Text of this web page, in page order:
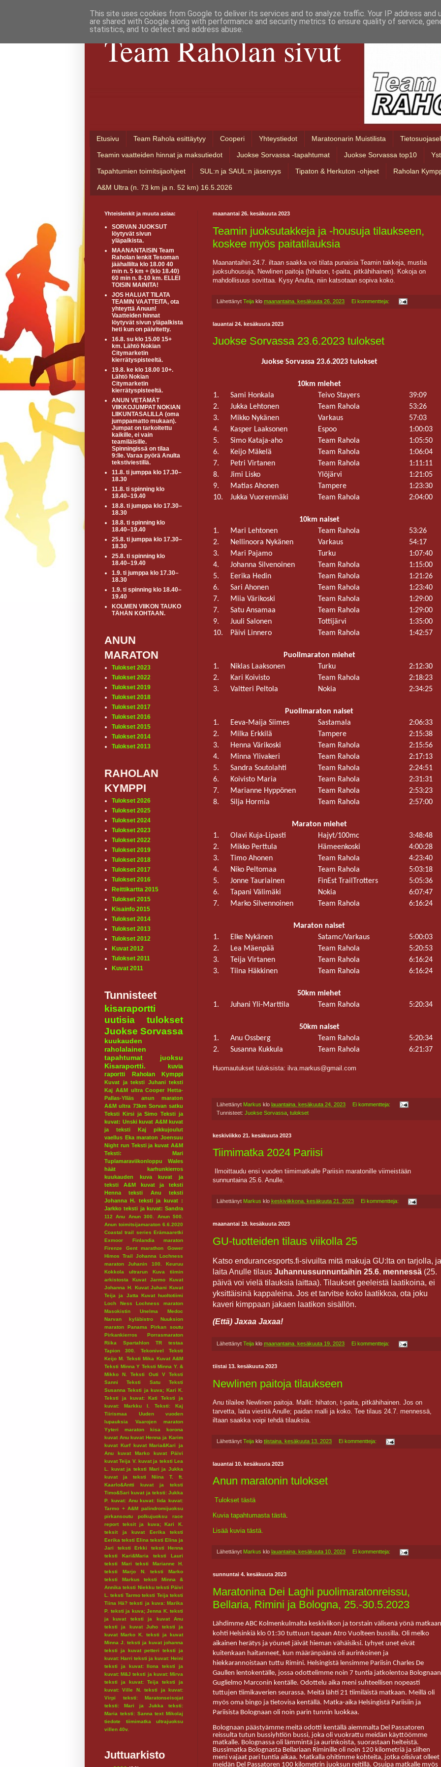
Team Raholan sivut
Etusivu Team Rahola esittäytyy Cooperi Yhteystiedot Maratoonarin Muistilista
Teamin vaatteiden hinnat ja maksutiedot Juokse Sorvassa -tapahtumat Juokse Sorvassa top10
Tapahtumien toimitsijaohjeet SUL:n ja SAUL:n jäsenyys Tipaton & Herkuton -ohjeet Raholan
A&M Ultra (n. 73 km ja n. 52 km) 16.5.2026
maanantai 26. kesäkuuta 2023
Teamin juoksutakkeja ja -housuja tilaukseen,
koskee myös paitatilauksia
Maanantaihin 24.7. iltaan saakka voi tilata punaisia Teamin takkeja, mustia
juoksuhousuja, Newlinen paitoja (hihaton, t-paita, pitkähihainen). Kokoja on
mahdollisuus sovittaa. Kysy Anulta, niin katsotaan sopiva koko.
Lähettänyt Teija klo maanantaina, kesäkuuta 26, 2023 Ei kommentteja:
lauantai 24. kesäkuuta 2023
Juokse Sorvassa 23.6.2023 tulokset
Juokse Sorvassa 23.6.2023 tulokset
10km miehet
1.
Sami Honkala Teivo Stayers
39:09
2.
Jukka Lehtonen Team Rahola
53:26
3.
Mikko Nykänen Varkaus
57:03
4.
Kasper Laaksonen Espoo
1:00:03
5.
Simo Kataja-aho Team Rahola
1:05:50
6.
Keijo Mäkelä Team Rahola
1:06:04
7.
Petri Virtanen Team Rahola
1:11:11
8.
Jimi Lisko Ylöjärvi
1:21:05
9.
Matias Ahonen Tampere
1:23:30
10.
Jukka Vuorenmäki Team Rahola 2:04:00
10km naiset
1.
Mari Lehtonen Team Rahola
53:26
2.
Nellinoora Nykänen Varkaus
54:17
3.
Mari Pajamo Turku
1:07:40
4.
Johanna Silvenoinen Team Rahola
1:15:00
5.
Eerika Hedin Team Rahola
1:21:26
6.
Sari Ahonen Team Rahola
1:23:40
7.
Miia Värikoski Team Rahola
1:29:00
7.
Satu Ansamaa Team Rahola
1:29:00
9.
Juuli Salonen Tottijärvi
1:35:00
10.
Päivi Linnero Team Rahola 1:42:57
Puolimaraton miehet
1.
Niklas Laaksonen Turku
2:12:30
2.
Kari Koivisto Team Rahola
2:18:23
3.
Valtteri Peltola Nokia 2:34:25
Puolimaraton naiset
1.
Eeva-Maija Siimes Sastamala
2:06:33
2.
Milka Erkkilä Tampere
2:15:38
3.
Henna Värikoski Team Rahola
2:15:56
4.
Minna Ylivakeri Team Rahola
2:17:13
5.
Sandra Soutolahti Team Rahola
2:24:51
6.
Koivisto Maria Team Rahola
2:31:31
7.
Marianne Hyppönen Team Rahola
2:53:23
8.
Silja Hormia Team Rahola 2:57:00
Maraton miehet
1.
Olavi Kuja-Lipasti Hajyt/100mc
3:48:48
2.
Mikko Perttula Hämeenkoski
4:00:28
3.
Timo Ahonen Team Rahola
4:23:40
4.
Niko Peltomaa Team Rahola
5:03:18
5.
Jonne Tauriainen FinEst TrailTrotters
5:05:36
6.
Tapani Välimäki Nokia
6:07:47
7.
Marko Silvennoinen Team Rahola 6:16:24
Maraton naiset
1.
Elke Nykänen Satamc/Varkaus
5:00:03
2.
Lea Mäenpää Team Rahola
5:20:53
3.
Teija Virtanen Team Rahola
6:16:24
3.
Tiina Häkkinen Team Rahola 6:16:24
50km miehet
1.
Juhani Yli-Marttila Team Rahola 5:20:34
50km naiset
1.
Anu Ossberg Team Rahola
5:20:34
2.
Susanna Kukkula Team Rahola 6:21:37
Huomautukset tuloksista: ilva.markus@gmail.com
Lähettänyt Markus klo lauantaina, kesäkuuta 24, 2023
Ei kommentteja:
Tunnisteet: Juokse Sorvassa tulokset
keskiviikko 21. kesäkuuta 2023
Tiimimatka 2024 Pariisi
Ilmoittaudu ensi vuoden tiimimatkalle Pariisin maratonille viimeistään
sunnuntaina 25.6. Anulle.
Lähettänyt Markus klo keskiviikkona, kesäkuuta 21, 2023 Ei kommentteja:
maanantai 19. kesäkuuta 2023
GU-tuotteiden tilaus viikolla 25
Katso endurancesports.fi-sivuilta mitä makuja GU:lta on tarjolla, ja
laita Anulle tilaus Juhannussunnuntaihin 25.6. mennessä (25.
päivä voi vielä tilauksia laittaa). Tilaukset geeleistä laatikoina, ei
yksittäisinä kappaleina. Jos et tarvitse koko laatikkoa, ota joku
kaveri kimppaan jakaen laatikon sisällön.
(Että) Jaxaa Jaxaa!
Lähettänyt Teija klo maanantaina, kesäkuuta 19, 2023 Ei kommentteja:
tiistai 13. kesäkuuta 2023
Newlinen paitoja tilaukseen
Anu tilailee Newlinen paitoja. Mallit: hihaton, t-paita, pitkähihainen. Jos on
tarvetta, laita viestiä Anulle; paidan malli ja koko. Tee tilaus 24.7. mennessä,
iltaan saakka voipi tehdä tilauksia.
Lähettänyt Teija klo tiistaina, kesäkuuta 13, 2023 Ei kommentteja:
lauantai 10. kesäkuuta 2023
Anun maratonin tulokset
Tulokset tästä
Kuvia tapahtumasta tästä
Lisää kuvia tästä.
Lähettänyt Markus klo lauantaina, kesäkuuta 10, 2023 Ei kommentteja:
sunnuntai 4. kesäkuuta 2023
Maratonina Dei Laghi puolimaratonreissu,
Bellaria, Rimini ja Bologna, 25.-30.5.2023
Lähdimme ABC Kolmenkulmalta keskiviikon ja torstain välisenä yönä matkaan
kohti Helsinkiä klo 01:30 tuttuun tapaan Atro Vuolteen bussilla. Oli melko
aikainen herätys ja yöunet jäivät hieman vähäisiksi. Lyhyet unet eivät
kuitenkaan haitanneet, kun määränpäänä oli aurinkoinen ja
hiekkarannoistaan tuttu Rimini. Helsingistä lensimme Pariisin Charles De
Gaullen lentokentälle, jossa odottelimme noin 7 tuntia jatkolentoa Bolognaan
Guglielmo Marconin kentälle. Odottelu aika meni suhteellisen nopeasti
tuttujen tiimikaverien seurassa. Meitä lähti 21 tiimiläistä matkaan. Meillä oli
myös oma bingo ja tietovisa kentällä. Matka-aika Helsingistä Pariisiin ja
Pariisista Bolognaan oli noin parin tunnin luokkaa.
Bolognaan päästyämme meitä odotti kentällä aiemmalta Del Passatoren
reissulta tutun bussiyhtiön bussi, joka oli vuokrattu meidän käyttöömme
matkalle. Bolognassa oli lämmintä ja aurinkoista, suorastaan helteistä.
Bussimatka Bolognasta Bellariaan Riminille oli noin 120 kilometriä ja siihen
meni vajaat pari tuntia aikaa. Matkalla ohitimme kohteita, jotka olisivat olleet
meidän Del Passatoren 100 kilometrin juoksun reitillä. Osuipa matkalle myös
Yhteislenkit ja muuta asiaa:
SORVAN JUOKSUT
löytyvät sivun
yläpalkista.
MAANANTAISIN Team
Raholan lenkit Tesoman
jäähallilta klo 18.00 40
min n. 5 km + (klo 18.40)
60 min n. 8-10 km. ELLEI
TOISIN MAINITA!
JOS HALUAT TILATA
TEAMIN VAATTEITA, ota
yhteyttä Anuun!
Vaatteiden hinnat
löytyvät sivun yläpalkista
heti kun on päivitetty.
16.8. su klo 15.00 15+
km. Lähtö Nokian
Citymarketin
kierrätyspisteeltä.
19.8. ke klo 18.00 10+.
Lähtö Nokian
Citymarketin
kierrätyspisteeltä.
ANUN VETÄMÄT
VIIKKOJUMPAT NOKIAN
LIIKUNTASALILLA (oma
jumppamatto mukaan).
Jumpat on tarkoitettu
kaikille, ei vain
teamiläisille.
Spinningissä on tilaa
9:lle. Varaa pyörä Anulta
tekstiviestillä.
11.8. ti jumppa klo 17.30–
18.30
11.8. ti spinning klo
18.40–19.40
18.8. ti jumppa klo 17.30–
18.30
18.8. ti spinning klo
18.40–19.40
25.8. ti jumppa klo 17.30–
18.30
25.8. ti spinning klo
18.40–19.40
1.9. ti jumppa klo 17.30–
18.30
1.9. ti spinning klo 18.40–
19.40
KOLMEN VIIKON TAUKO
TÄHÄN KOHTAAN.
ANUN
MARATON
Tulokset 2023
Tulokset 2022
Tulokset 2019
Tulokset 2018
Tulokset 2017
Tulokset 2016
Tulokset 2015
Tulokset 2014
Tulokset 2013
RAHOLAN
KYMPPI
Tulokset 2026
Tulokset 2025
Tulokset 2024
Tulokset 2023
Tulokset 2022
Tulokset 2019
Tulokset 2018
Tulokset 2017
Tulokset 2016
Reittikartta 2015
Tulokset 2015
Kisainfo 2015
Tulokset 2014
Tulokset 2013
Tulokset 2012
Kuvat 2012
Tulokset 2011
Kuvat 2011
Tunnisteet
kisaraportti
uutisia
tulokset
Juokse Sorvassa
kuukauden
raholalainen
tapahtumat
juoksu
Kisaraportti.
kuvia
raportti
Raholan Kymppi
Kuvat ja teksti Juhani teksti
Kaj A&M ultra Cooper Hetta-
Pallas-Ylläs
anun maraton
A&M ultra 73km Sorvan satku
Teksti Kirsi ja Simo Teksti ja
kuvat: Unski kuvat A&M kuvat
ja teksti Kaj
pikkujoulut
vaellus Eka maraton Joensuu
Night run Teksti ja kuvat A&M
Teksti: Mari
Tuplamaraviikonloppu
Wales
häät
karhunkierros
kuukauden kuva
kuvat ja
teksti A&M
kuvat ja teksti
Henna
teksti Anu
teksti
Johanna H. teksti ja kuvat :
Jarkko teksti ja kuvat: Sandra
112 Anu Anun 300.
Anun 500.
Anun toimitsijamaraton 6.6.2020
Coastal trail series Erämaaretki
Exmoor
Finlandia maraton
Firenze
Gent marathon
Gower
Himos Trail
Johanna Lochness
maraton
Juhanin 100.
Keuruu
Kokkola ultrarun
Kuva tiimin
arkistosta
Kuvat Jarmo
Kuvat
Johanna H.
Kuvat Juhani Kuvat
Teija ja Jatta
Kuvat huoltotiimi
Loch Ness
Lochness maraton
Masokistin Unelma
Medoc
Narvan kyläbistro
Nuuksion
maraton
Panama
Pirkan soutu
Pirkankierros
Porrasmaraton
Riika
Spartahlon
TR testaa
Tapion 300.
Tekonivel
Teksti
Keijo M.
Teksti Mika Kuvat A&M
Teksti Minna Y Teksti Minna Y. &
Mikko N.
Teksti Outi V
Teksti
Sanni
Teksti Satu
Teksti
Susanna Teksti ja kuva; Kari K.
Teksti ja kuvat: Kati
Teksti ja
kuvat: Markku I.
Teksti: Kaj
Tiirismaa
Uuden vuoden
lupauksia
Vaarojen maraton
Yyteri maraton
kisa
korona
kuvat Anu kuvat Henna ja Karim
kuvat Kurf kuvat Maria&Kari ja
Anu
kuvat Marko
kuvat Päivi
kuvat Teija V. kuvat ja teksti Lea
L.
kuvat ja teksti Mari ja Jukka
kuvat ja teksti Niina T. ft.
Kaarlo&Antti
kuvat ja teksti
Timo&Sari kuvat ja teksti: Jukka
P.
kuvat: Anu kuvat: Iida kuvat:
Tarmo + A&M palindromijuoksu
pirkansoutu
polkujuoksu
race
report
teksit ja kuva; Kari K.
teksit ja kuvat Eerika
teksti
Eerika teksti Elina teksti Elina ja
Jari
teksti Erkki
teksti Henna
teksti Kari&Maria
teksti Lauri
teksti Mari
teksti Marianne H.
teksti Marjo N.
teksti Marko
teksti Markus
teksti Minna &
Annika teksti Niekku teksti Päivi
L.
teksti Tarmo teksti Teija teksti
Tiina Hä? teksti ja kuva: Marika
P. teksti ja kuva; Jenna K. teksti
ja kuvat
teksti ja kuvat Anu
teksti ja kuvat Juho
teksti ja
kuvat Marko K.
teksti ja kuvat
Minna J.
teksti ja kuvat johanna
teksti ja kuvat petteri
teksti ja
kuvat: Harri teksti ja kuvat: Heini
teksti ja kuvat: Ilona
teksti ja
kuvat: M&J teksti ja kuvat: Mirva
teksti ja kuvat: Teija
teksti ja
kuvat: Ville N.
teksti ja kuvat:
Virpi
teksti: Maratonseisojat
teksti: Mari ja Jukka
teksti:
Maria teksti: Sanna text Mikolaj
tiedote
tiimimatka
ultrajuoksu
villen 40v.
Juttuarkisto
This site uses cookies from Google to deliver its services and to analyze traffic. Your IP address and
are shared with Google along with performance and security metrics to ensure quality of service,
statistics, and to detect and address abuse.